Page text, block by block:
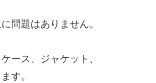
題はありません。
ス、ジャケット、
す。